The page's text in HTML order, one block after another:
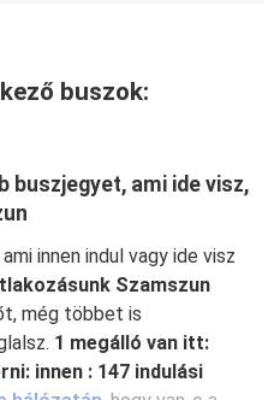
buszok:
buszjegyet, ami ide visz,
innen indul vagy ide visz
Szamszun
még többet is
1 megálló van itt:
innen : 147 indulási